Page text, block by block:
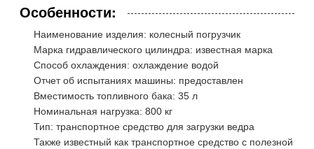
Особенности:
Наименование изделия: колесный погрузчик
Марка гидравлического цилиндра: известная марка
Способ охлаждения: охлаждение водой
Отчет об испытаниях машины: предоставлен
Вместимость топливного бака: 35 л
Номинальная нагрузка: 800 кг
Тип: транспортное средство для загрузки ведра
Также известный как транспортное средство с полезной